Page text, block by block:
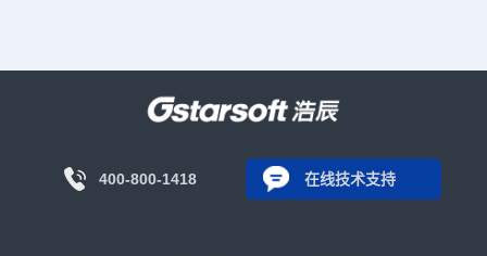
400-800-1418 在线技术支持